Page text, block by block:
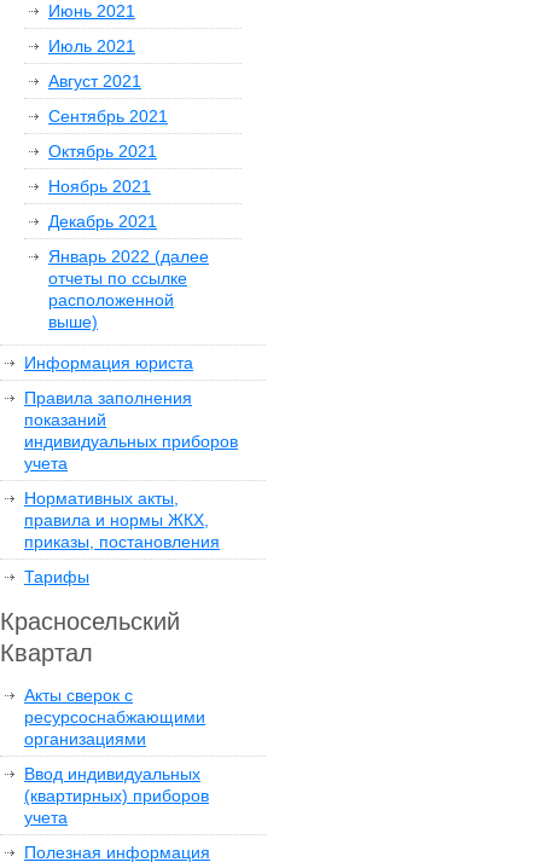
Июнь 2021
Июль 2021
Август 2021
Сентябрь 2021
Октябрь 2021
Ноябрь 2021
Декабрь 2021
Январь 2022 (далее
отчеты по ссылке
расположенной
выше)
Информация юриста
Правила заполнения
показаний
индивидуальных приборов
учета
Нормативных акты,
правила и нормы ЖКХ,
приказы, постановления
Тарифы
Красносельский
Квартал
Акты сверок с
ресурсоснабжающими
организациями
Ввод индивидуальных
(квартирных) приборов
учета
Полезная информация